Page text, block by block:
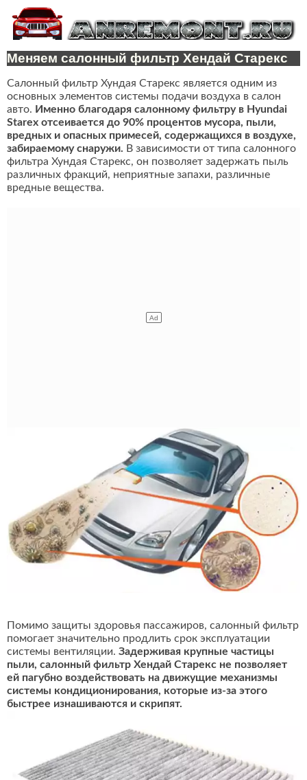
Меняем салонный фильтр Хендай Старекс
Салонный фильтр Хундая Старекс является одним из
основных элементов системы подачи воздуха в салон
авто. Именно благодаря салонному фильтру в Hyundai
Starex отсеивается до 90% процентов мусора, пыли,
вредных и опасных примесей, содержащихся в воздухе,
забираемому снаружи. В зависимости от типа салонного
фильтра Хундая Старекс, он позволяет задержать пыль
различных фракций, неприятные запахи, различные
вредные вещества.
Помимо защиты здоровья пассажиров, салонный фильтр
помогает значительно продлить срок эксплуатации
системы вентиляции. Задерживая крупные частицы
пыли, салонный фильтр Хендай Старекс не позволяет
ей пагубно воздействовать на движущие механизмы
системы кондиционирования, которые из-за этого
быстрее изнашиваются и скрипят.